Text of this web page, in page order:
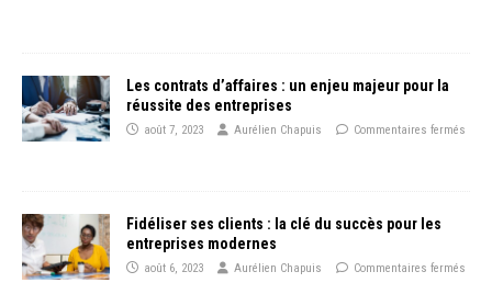
Les contrats d’affaires : un enjeu majeur pour la
réussite des entreprises
août 7, 2023 Aurélien Chapuis Commentaires fermés
Fidéliser ses clients : la clé du succès pour les
entreprises modernes
août 6, 2023 Aurélien Chapuis Commentaires fermés